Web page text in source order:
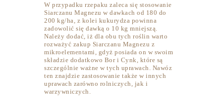
W przypadku rzepaku zaleca się stosowanie
Siarczanu Magnezu w dawkach od 180 do
200 kg/ha, z kolei kukurydza powinna
zadowolić się dawką o 10 kg mniejszą.
Należy dodać, iż dla obu tych roślin warto
rozważyć zakup Siarczanu Magnezu z
mikroelementami, gdyż posiada on w swoim
składzie dodatkowo Bor i Cynk, które są
szczególnie ważne w tych uprawach. Nawóz
ten znajdzie zastosowanie także w innych
uprawach zarówno rolniczych, jak i
warzywniczych.